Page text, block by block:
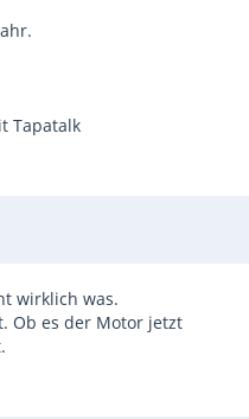
Tapatalk
wirklich was.
Ob es der Motor jetzt